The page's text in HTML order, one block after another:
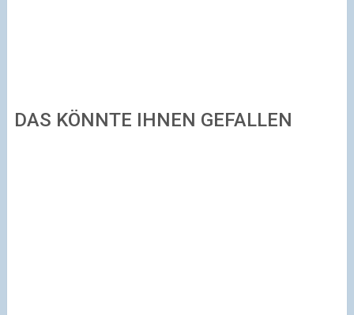
DAS KÖNNTE IHNEN GEFALLEN